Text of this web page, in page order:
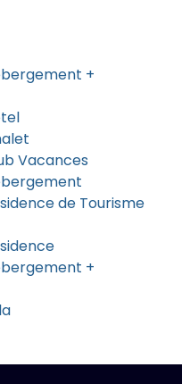
+
Vacances
de Tourisme
+